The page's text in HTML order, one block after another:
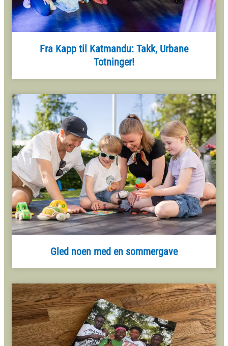
Fra Kapp til Katmandu: Takk, Urbane
Totninger!
Gled noen med en sommergave